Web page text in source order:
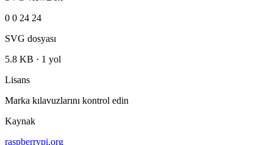
0 0 24 24
SVG dosyası
5.8 KB · 1 yol
Lisans
Marka kılavuzlarını kontrol edin
Kaynak
raspberrypi.org